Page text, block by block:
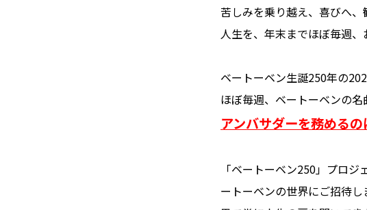
苦しみを乗り越え、喜びへ
人生を、年末までほぼ毎週、
ベートーベン生誕250年の
ほぼ毎週、ベートーベンの名
アンバサダーを務めるの
「ベートーベン250」プロ
ートーベンの世界にご招待